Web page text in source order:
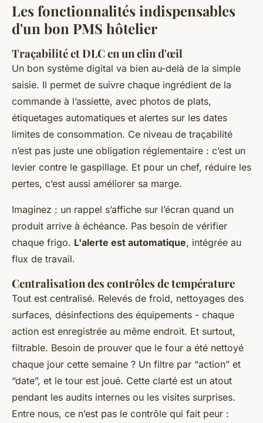
Les fonctionnalités indispensables
d'un bon PMS hôtelier
Traçabilité et DLC en un clin d'œil
Un bon système digital va bien au-delà de la simple
saisie. Il permet de suivre chaque ingrédient de la
commande à l’assiette, avec photos de plats,
étiquetages automatiques et alertes sur les dates
limites de consommation. Ce niveau de traçabilité
n’est pas juste une obligation réglementaire : c’est un
levier contre le gaspillage. Et pour un chef, réduire les
pertes, c’est aussi améliorer sa marge.
Imaginez : un rappel s’affiche sur l’écran quand un
produit arrive à échéance. Pas besoin de vérifier
chaque frigo. L'alerte est automatique, intégrée au
flux de travail.
Centralisation des contrôles de température
Tout est centralisé. Relevés de froid, nettoyages des
surfaces, désinfections des équipements - chaque
action est enregistrée au même endroit. Et surtout,
filtrable. Besoin de prouver que le four a été nettoyé
chaque jour cette semaine ? Un filtre par “action” et
“date”, et le tour est joué. Cette clarté est un atout
pendant les audits internes ou les visites surprises.
Entre nous, ce n’est pas le contrôle qui fait peur :